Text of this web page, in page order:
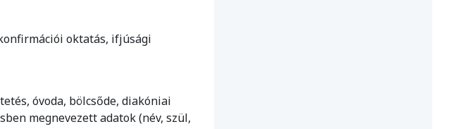
oktatás, ifjúsági
óvoda, bölcsőde, diakóniai
megnevezett adatok (név, szül,